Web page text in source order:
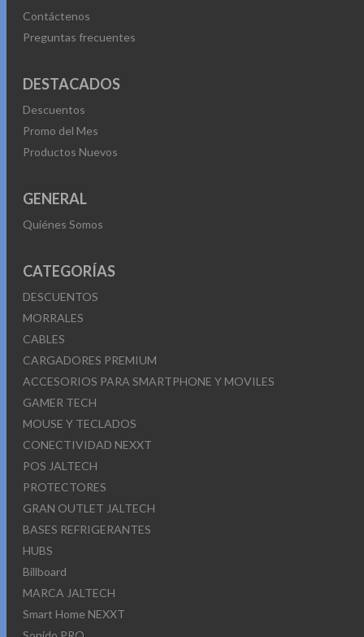
Contáctenos
Preguntas frecuentes
DESTACADOS
Descuentos
Promo del Mes
Productos Nuevos
GENERAL
Quiénes Somos
CATEGORÍAS
DESCUENTOS
MORRALES
CABLES
CARGADORES PREMIUM
ACCESORIOS PARA SMARTPHONE Y MOVILES
GAMER TECH
MOUSE Y TECLADOS
CONECTIVIDAD NEXXT
POS JALTECH
PROTECTORES
GRAN OUTLET JALTECH
BASES REFRIGERANTES
HUBS
Billboard
MARCA JALTECH
Smart Home NEXXT